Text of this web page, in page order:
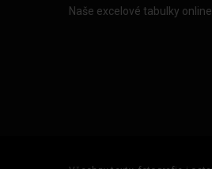
Naše excelové tabulky online